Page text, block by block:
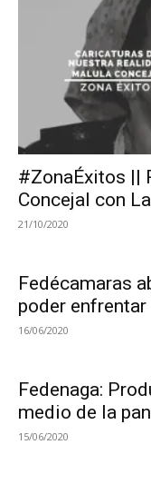
#ZonaÉxitos ||
Concejal con
21/10/2020
Fedécamaras
poder
16/06/2020
Fedenaga:
medio de la
15/06/2020